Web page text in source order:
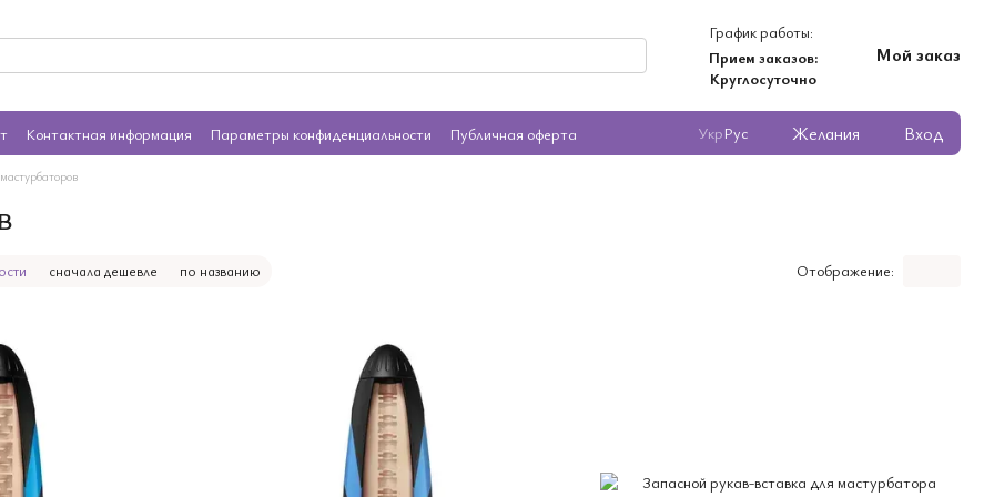
График работы:
Прием заказов:
Круглосуточно
Мой заказ
Контактная информация Параметры конфиденциальности Публичная оферта УкрРус Желания Вход
сначала дешевле по названию Отображение: